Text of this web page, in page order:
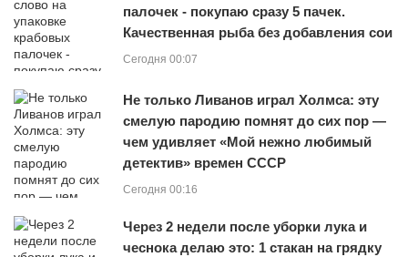
палочек - покупаю сразу 5 пачек.
Качественная рыба без добавления сои
Сегодня 00:07
Не только Ливанов играл Холмса: эту
смелую пародию помнят до сих пор —
чем удивляет «Мой нежно любимый
детектив» времен СССР
Сегодня 00:16
Через 2 недели после уборки лука и
чеснока делаю это: 1 стакан на грядку